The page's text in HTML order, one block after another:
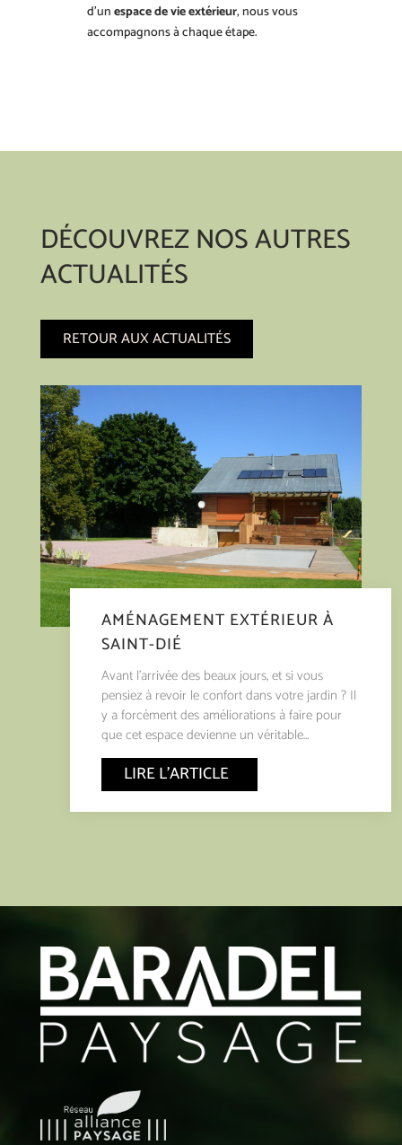
d’unespace de vie extérieur, nous vous
accompagnons à chaque étape.
DÉCOUVREZ NOS AUTRES
ACTUALITÉS
RETOUR AUX ACTUALITÉS
AMÉNAGEMENT EXTÉRIEUR À
SAINT-DIÉ
Avant l’arrivée des beaux jours, et si vous
pensiez à revoir le confort dans votre jardin ? Il
y a forcément des améliorations à faire pour
que cet espace devienne un véritable...
LIRE L'ARTICLE